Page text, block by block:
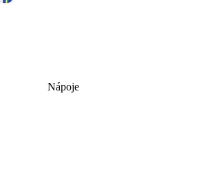
Nápoje